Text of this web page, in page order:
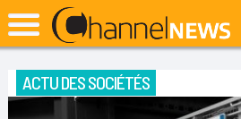
ACTU DES SOCIÉTÉS